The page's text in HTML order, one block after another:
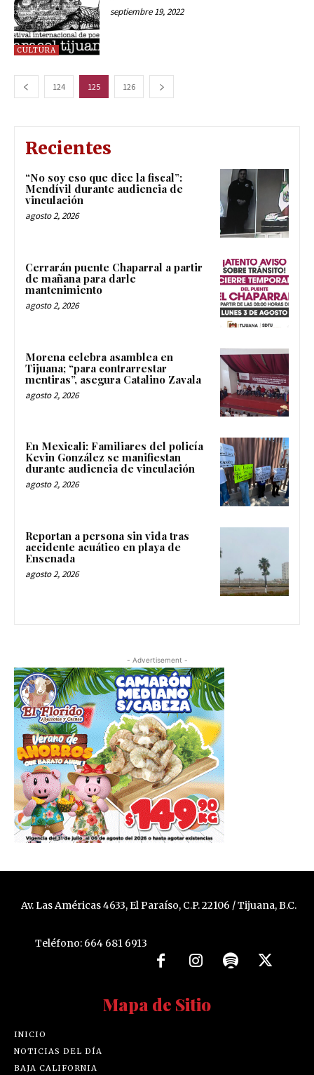
CULTURA
septiembre 19, 2022
124 125 126
Recientes
“No soy eso que dice la fiscal”:
Mendívil durante audiencia de
vinculación
agosto 2, 2026
Cerrarán puente Chaparral a partir
de mañana para darle
mantenimiento
agosto 2, 2026
Morena celebra asamblea en
Tijuana; “para contrarrestar
mentiras”, asegura Catalino Zavala
agosto 2, 2026
En Mexicali: Familiares del policía
Kevin González se manifiestan
durante audiencia de vinculación
agosto 2, 2026
Reportan a persona sin vida tras
accidente acuático en playa de
Ensenada
agosto 2, 2026
- Advertisement -
Av. Las Américas 4633, El Paraíso, C.P. 22106 / Tijuana, B.C.
Teléfono: 664 681 6913
Mapa de Sitio
INICIO
NOTICIAS DEL DÍA
BAJA CALIFORNIA